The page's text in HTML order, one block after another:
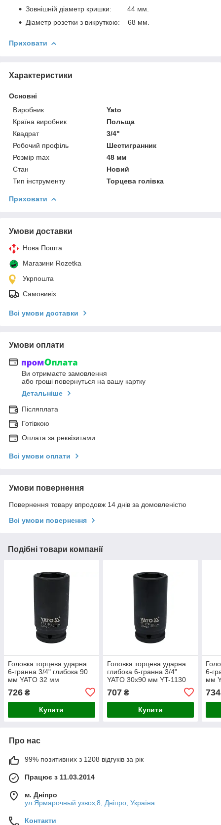
Зовнішній діаметр кришки: 44 мм.
Діаметр розетки з викруткою: 68 мм.
Приховати
Характеристики
Основні
Виробник
Yato
Країна виробник
Польща
Квадрат
3/4"
Робочий профіль
Шестигранник
Розмір max
48 мм
Стан
Новий
Тип інструменту
Торцева голівка
Приховати
Умови доставки
Нова Пошта
Магазини Rozetka
Укрпошта
Самовивіз
Всі умови доставки
Умови оплати
Ви отримаєте замовлення
або гроші повернуться на вашу картку
Детальніше
Післяплата
Готівкою
Оплата за реквізитами
Всі умови оплати
Умови повернення
Повернення товару впродовж 14 днів за домовленістю
Всі умови повернення
Подібні товари компанії
Головка торцева ударна
6-гранна 3/4" глибока 90
мм YATO 32 мм
726 ₴
Купити
Головка торцева ударна
глибока 6-гранна 3/4"
YATO 30х90 мм YT-1130
707₴
Купити
6-
мм
734
Про нас
99% позитивних з 1208 відгуків за рік
Працює з 11.03.2014
м. Дніпро
ул.Ярмарочный узвоз,8, Дніпро, Україна
Контакти